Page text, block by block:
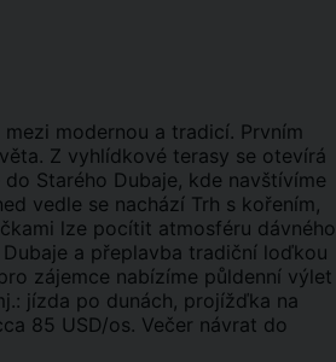
modernou a tradicí. Prvním
Z vyhlídkové terasy se otevírá
Starého Dubaje, kde navštívíme
vedle se nachází Trh s kořením,
lze pocítit atmosféru dávného
a přeplavba tradiční loďkou
zájemce nabízíme půldenní výlet
jízda po dunách, projížďka na
85 USD/os. Večer návrat do